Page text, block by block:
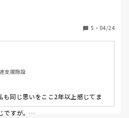
方針は好きだったのですが、転
教えて頂けると嬉しいです。宜しくお願いします。
わないとあからさまに子どもへ
かイライラしていて怒りっぽく
私語が多く手を叩きながら大声で
き入れない、子どもが泣いてる
職員のとこへ行き話し込む（プラ
ぇーい」などなど。時折とても
は上の方々（リーダーや権限？
ので、後輩たちはある意味やり
わりも「諭す」をあまり知らな
どもたちも叱られると分かって
いい子をしていますが、上の
とをしてみたりで、それを見て
5 ・ 04/24
支援施設
も同じ思いをここ2年以上感じてま
ですが。